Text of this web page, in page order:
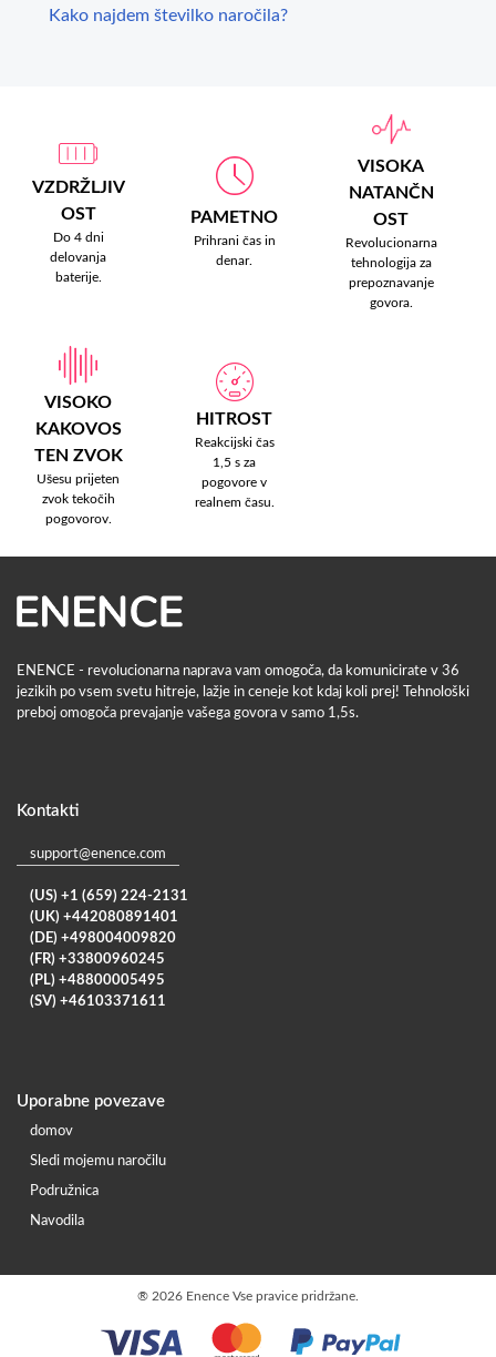
Kako najdem številko naročila?
VZDRŽLJIV
OST
Do 4 dni
delovanja
baterije.
PAMETNO
Prihrani čas in
denar.
VISOKA
NATANČN
OST
Revolucionarna
tehnologija za
prepoznavanje
govora.
VISOKO
KAKOVOS
TEN ZVOK
Ušesu prijeten
zvok tekočih
pogovorov.
HITROST
Reakcijski čas
1,5 s za
pogovore v
realnem času.
ENENCE - revolucionarna naprava vam omogoča, da komunicirate v 36
jezikih po vsem svetu hitreje, lažje in ceneje kot kdaj koli prej! Tehnološki
preboj omogoča prevajanje vašega govora v samo 1,5s.
Kontakti
support@enence.com
(US) +1 (659) 224-2131
(UK) +442080891401
(DE) +498004009820
(FR) +33800960245
(PL) +48800005495
(SV) +46103371611
Uporabne povezave
domov
Sledi mojemu naročilu
Podružnica
Navodila
® 2026 Enence Vse pravice pridržane.